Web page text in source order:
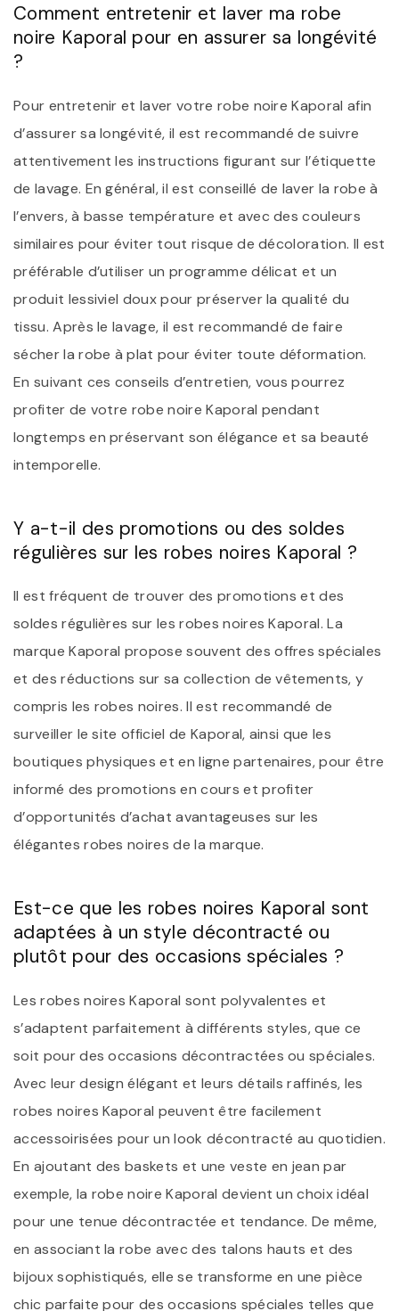
Comment entretenir et laver ma robe
noire Kaporal pour en assurer sa longévité
?
Pour entretenir et laver votre robe noire Kaporal afin
d’assurer sa longévité, il est recommandé de suivre
attentivement les instructions figurant sur l’étiquette
de lavage. En général, il est conseillé de laver la robe à
l’envers, à basse température et avec des couleurs
similaires pour éviter tout risque de décoloration. Il est
préférable d’utiliser un programme délicat et un
produit lessiviel doux pour préserver la qualité du
tissu. Après le lavage, il est recommandé de faire
sécher la robe à plat pour éviter toute déformation.
En suivant ces conseils d’entretien, vous pourrez
profiter de votre robe noire Kaporal pendant
longtemps en préservant son élégance et sa beauté
intemporelle.
Y a-t-il des promotions ou des soldes
régulières sur les robes noires Kaporal ?
Il est fréquent de trouver des promotions et des
soldes régulières sur les robes noires Kaporal. La
marque Kaporal propose souvent des offres spéciales
et des réductions sur sa collection de vêtements, y
compris les robes noires. Il est recommandé de
surveiller le site officiel de Kaporal, ainsi que les
boutiques physiques et en ligne partenaires, pour être
informé des promotions en cours et profiter
d’opportunités d’achat avantageuses sur les
élégantes robes noires de la marque.
Est-ce que les robes noires Kaporal sont
adaptées à un style décontracté ou
plutôt pour des occasions spéciales ?
Les robes noires Kaporal sont polyvalentes et
s’adaptent parfaitement à différents styles, que ce
soit pour des occasions décontractées ou spéciales.
Avec leur design élégant et leurs détails raffinés, les
robes noires Kaporal peuvent être facilement
accessoirisées pour un look décontracté au quotidien.
En ajoutant des baskets et une veste en jean par
exemple, la robe noire Kaporal devient un choix idéal
pour une tenue décontractée et tendance. De même,
en associant la robe avec des talons hauts et des
bijoux sophistiqués, elle se transforme en une pièce
chic parfaite pour des occasions spéciales telles que